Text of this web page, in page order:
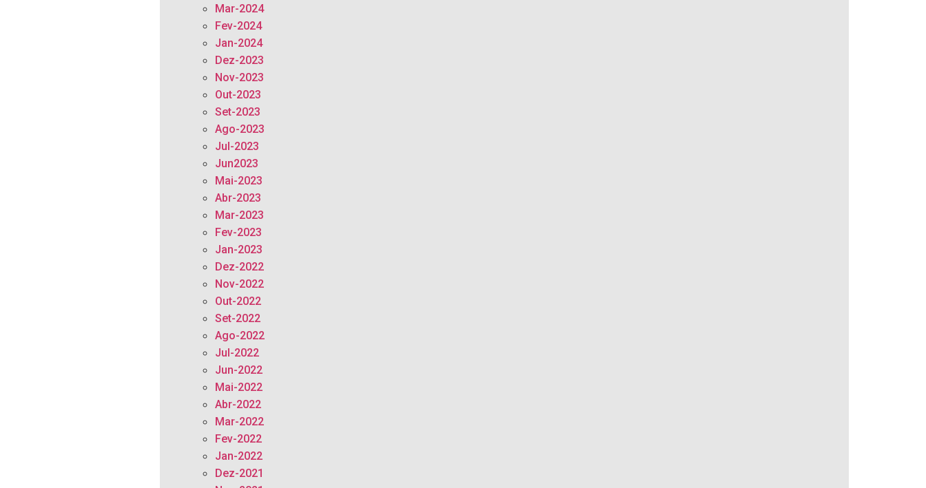
Mar-2024
Fev-2024
Jan-2024
Dez-2023
Nov-2023
Out-2023
Set-2023
Ago-2023
Jul-2023
Jun2023
Mai-2023
Abr-2023
Mar-2023
Fev-2023
Jan-2023
Dez-2022
Nov-2022
Out-2022
Set-2022
Ago-2022
Jul-2022
Jun-2022
Mai-2022
Abr-2022
Mar-2022
Fev-2022
Jan-2022
Dez-2021